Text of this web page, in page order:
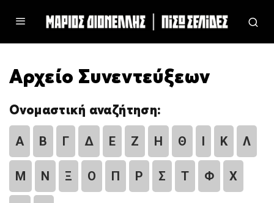
Αρχείο Συνεντεύξεων
Ονομαστική αναζήτηση:
Α Β Γ Δ Ε Ζ Η Θ Ι Κ Λ
Μ Ν Ξ Ο Π Ρ Σ Τ Φ Χ